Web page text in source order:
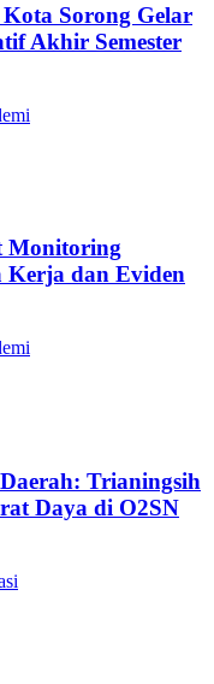
Sorong Gelar
Akhir Semester
Monitoring
Kerja dan Eviden
Trianingsih
Daya di O2SN